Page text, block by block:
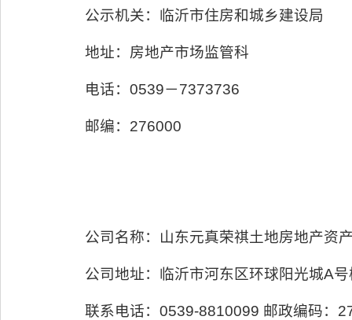
公示机关：临沂市住房和城乡建设局
地址：房地产市场监管科
电话：0539－7373736
邮编：276000
公司名称：山东元真荣祺土地房地产资
公司地址：临沂市河东区环球阳光城A
联系电话：0539-8810099 邮政编码：